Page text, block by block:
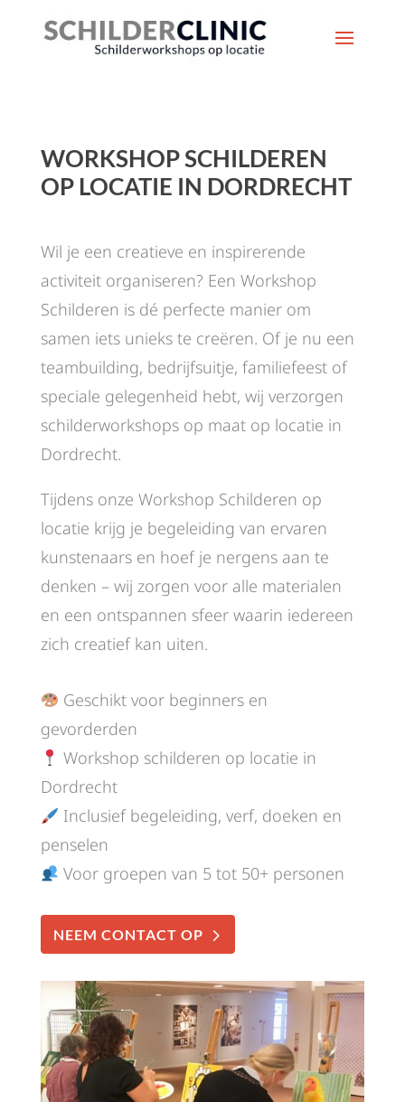
WORKSHOP SCHILDEREN
OP LOCATIE IN DORDRECHT
Wil je een creatieve en inspirerende
activiteit organiseren? Een Workshop
Schilderen is dé perfecte manier om
samen iets unieks te creëren. Of je nu een
teambuilding, bedrijfsuitje, familiefeest of
speciale gelegenheid hebt, wij verzorgen
schilderworkshops op maat op locatie in
Dordrecht.
Tijdens onze Workshop Schilderen op
locatie krijg je begeleiding van ervaren
kunstenaars en hoef je nergens aan te
denken – wij zorgen voor alle materialen
en een ontspannen sfeer waarin iedereen
zich creatief kan uiten.
Geschikt voor beginners en
gevorderden
Workshop schilderen op locatie in
Dordrecht
Inclusief begeleiding, verf, doeken en
penselen
Voor groepen van 5 tot 50+ personen
NEEM CONTACT OP